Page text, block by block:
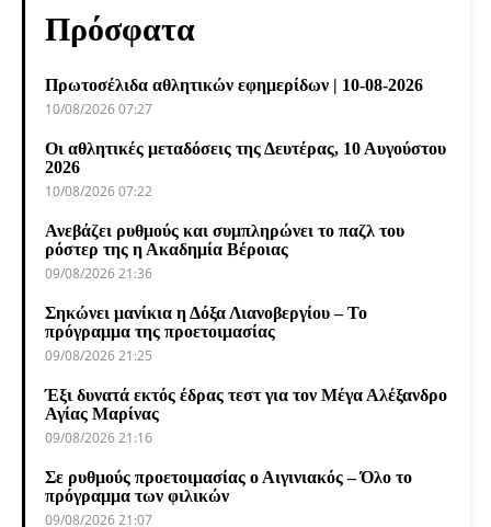
Πρόσφατα
Πρωτοσέλιδα αθλητικών εφημερίδων | 10-08-2026
10/08/2026 07:27
Οι αθλητικές μεταδόσεις της Δευτέρας, 10 Αυγούστου
2026
10/08/2026 07:22
Ανεβάζει ρυθμούς και συμπληρώνει το παζλ του
ρόστερ της η Ακαδημία Βέροιας
09/08/2026 21:36
Σηκώνει μανίκια η Δόξα Λιανοβεργίου – Το
πρόγραμμα της προετοιμασίας
09/08/2026 21:25
Έξι δυνατά εκτός έδρας τεστ για τον Μέγα Αλέξανδρο
Αγίας Μαρίνας
09/08/2026 21:16
Σε ρυθμούς προετοιμασίας ο Αιγινιακός – Όλο το
πρόγραμμα των φιλικών
09/08/2026 21:07